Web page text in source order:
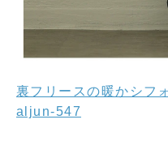
裏フリースの暖かシフ
aljun-547